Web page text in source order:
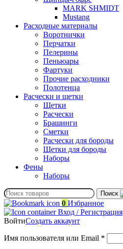
MARK SHMIDT
Mustang
Расходные материалы
Воротнички
Перчатки
Пелерины
Пеньюары
Фартуки
Прочие расходники
Полотенца
Расчески и щетки
Щетки
Расчески
Брашинги
Сметки
Расчески для бороды
Щетки для бороды
Наборы
Фены
Наборы
Поиск
0 Избранное
Вход / Регистрация
ВойтиСоздать аккаунт
Имя пользователя или Email *